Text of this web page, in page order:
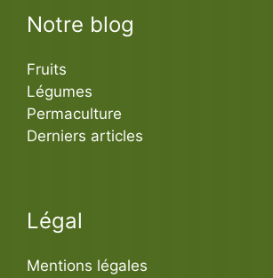
Notre blog
Fruits
Légumes
Permaculture
Derniers articles
Légal
Mentions légales